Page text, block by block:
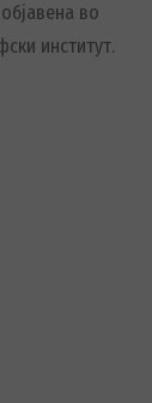
во
институт.